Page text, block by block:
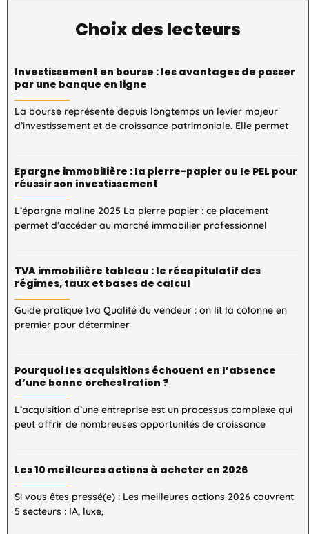
Choix des lecteurs
Investissement en bourse : les avantages de passer
par une banque en ligne
La bourse représente depuis longtemps un levier majeur
d’investissement et de croissance patrimoniale. Elle permet
Epargne immobilière : la pierre-papier ou le PEL pour
réussir son investissement
L’épargne maline 2025 La pierre papier : ce placement
permet d’accéder au marché immobilier professionnel
TVA immobilière tableau : le récapitulatif des
régimes, taux et bases de calcul
Guide pratique tva Qualité du vendeur : on lit la colonne en
premier pour déterminer
Pourquoi les acquisitions échouent en l’absence
d’une bonne orchestration ?
L’acquisition d’une entreprise est un processus complexe qui
peut offrir de nombreuses opportunités de croissance
Les 10 meilleures actions à acheter en 2026
Si vous êtes pressé(e) : Les meilleures actions 2026 couvrent
5 secteurs : IA, luxe,